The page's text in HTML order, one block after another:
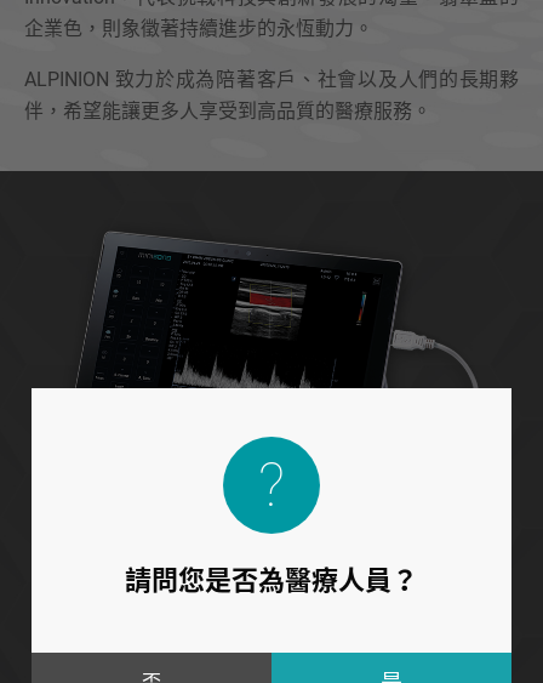
請問您是否為醫療人員？
企業色，則象徵著持續進步的永恆動力。
ALPINION 致力於成為陪著客戶、社會以及人們的長期夥
伴，希望能讓更多人享受到高品質的醫療服務。
CoreTechnology